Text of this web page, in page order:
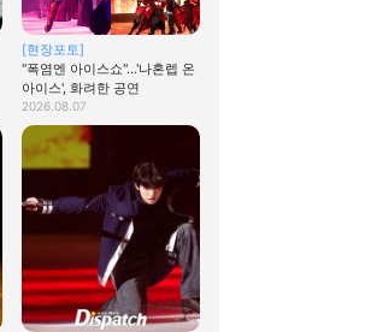
[현장포토]
"폭염엔 아이스쇼"…'나혼렙 온
아이스', 화려한 공연
2026.08.07